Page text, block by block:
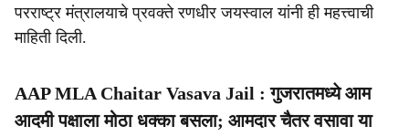
परराष्ट्र मंत्रालयाचे प्रवक्ते रणधीर जयस्वाल यांनी ही महत्त्वाची
माहिती दिली.
AAP MLA Chaitar Vasava Jail : गुजरातमध्ये आम
आदमी पक्षाला मोठा धक्का बसला; आमदार चैतर वसावा या